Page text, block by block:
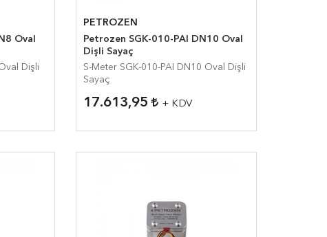
PETROZEN
Petrozen SGK-010-PAI DN10 Oval
Dişli Sayaç
S-Meter SGK-010-PAI DN10 Oval Dişli
Sayaç
17.613,95 + KDV